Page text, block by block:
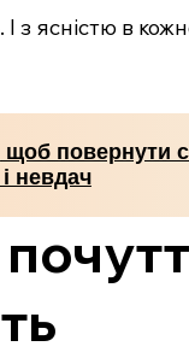
з ясністю в
щоб повернути
невдач